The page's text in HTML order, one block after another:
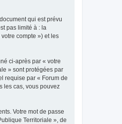
qui est prévu
pas limité à : la
compte ») et les
ci-après par « votre
» sont protégées par
requise par « Forum de
les cas, vous pouvez
Votre mot de passe
Territoriale », de